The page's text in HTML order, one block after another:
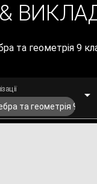
та геометрія 9
та геометрія 9 клас